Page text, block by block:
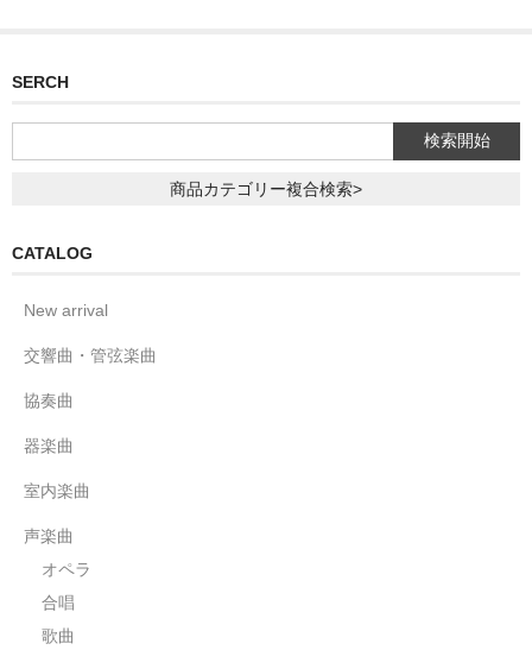
SERCH
商品カテゴリー複合検索>
CATALOG
New arrival
交響曲・管弦楽曲
協奏曲
器楽曲
室内楽曲
声楽曲
オペラ
合唱
歌曲